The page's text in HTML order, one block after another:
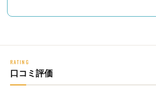
RATING
口コミ評価